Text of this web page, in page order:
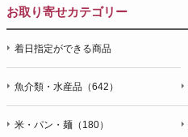
お取り寄せカテゴリー
着日指定ができる商品
魚介類・水産品（642）
米・パン・麺（180）